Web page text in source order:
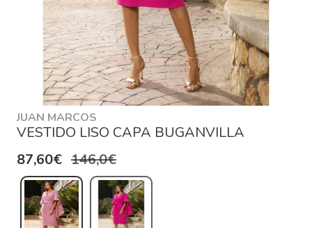
JUAN MARCOS
VESTIDO LISO CAPA BUGANVILLA
87,60€ 146,0€